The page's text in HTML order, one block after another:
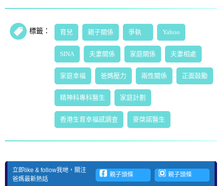
標籤： 育兒 親子關係 爭執 Yahoo
SINA 夫妻關係 家庭關係 夫妻相處
家庭幸福 爸媽壓力 兩性關係 正面鼓勵
精神科專科醫生 家庭計劃
香港生育幸福感調查 麥棨諾醫生
立即like & follow我哋，關注
爸媽最新熱話
親子頭條 親子頭條